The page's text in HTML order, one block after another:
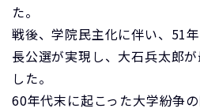
た。
戦後、学院民主化に伴い、51
長公選が実現し、大石兵太郎
した。
60年代末に起こった大学紛争